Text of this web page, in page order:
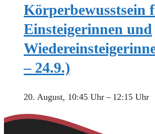
Körperbewusstsein
Einsteigerinnen und
– 24.9.)
20. August, 10:45 Uhr– 12:15 Uhr